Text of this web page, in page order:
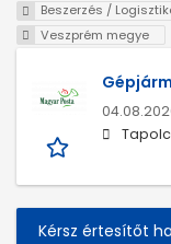
Beszerzés /
Veszprém megye
Kérsz értesítőt